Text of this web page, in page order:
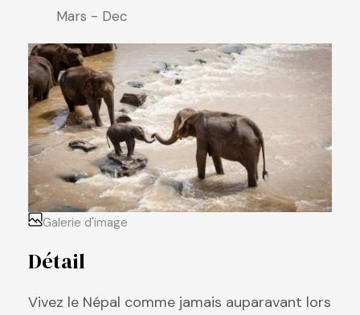
Mars - Dec
Galerie d'image
Détail
Vivez le Népal comme jamais auparavant lors